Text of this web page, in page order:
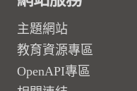
主題網站
教育資源專區
OpenAPI專區